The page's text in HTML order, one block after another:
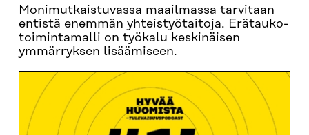
Monimutkaistuvassa maailmassa tarvitaan
entistä enemmän yhteistyötaitoja. Erätauko-
toimintamalli on työkalu keskinäisen
ymmärryksen lisäämiseen.